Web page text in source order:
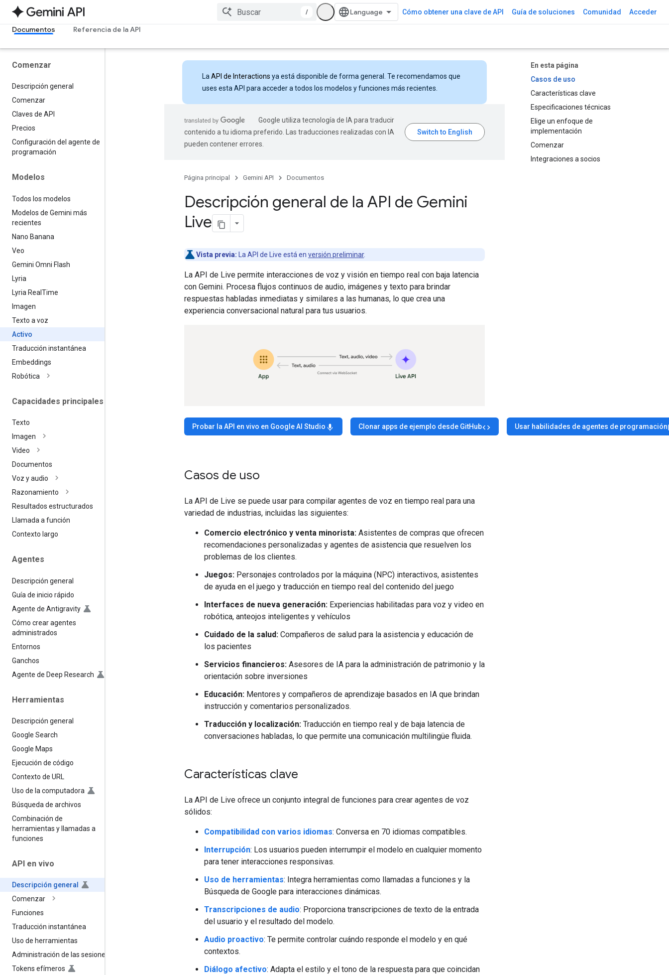
/ Cómo obtener una clave de API Guía de soluciones Comunidad Acceder
Documentos Referencia de la API
Comenzar
Descripción general
Comenzar
Claves de API
Precios
Configuración del agente de
programación
Modelos
Todos los modelos
Modelos de Gemini más
recientes
Nano Banana
Veo
Gemini Omni Flash
Lyria
Lyria Real Time
Imagen
Texto a voz
Activo
Traducción instantánea
Embeddings
Robótica
Capacidades principales
Texto
Imagen
Video
Documentos
Voz y audio
Razonamiento
Resultados estructurados
Llamada a función
Contexto largo
Agentes
Descripción general
Guía de inicio rápido
Agente de Antigravity
Cómo crear agentes
administrados
Entornos
Ganchos
Agente de Deep Research
Herramientas
Descripción general
Google Search
Google Maps
Ejecución de código
Contexto de URL
Uso de la computadora
Búsqueda de archivos
Combinación de
herramientas y llamadas a
funciones
API en vivo
Descripción general
Comenzar
Funciones
Traducción instantánea
Uso de herramientas
Administración de las sesiones
Tokens efímeros
En esta página
Casos de uso
Características clave
Especificaciones técnicas
Elige un enfoque de
implementación
Comenzar
Integraciones a socios
La API de Interactions ya está disponible de forma general. Te recomendamos que
uses esta API para acceder a todos los modelos y funciones más recientes.
Google utiliza tecnología de IA para traducir
contenido a tu idioma preferido. Las traducciones realizadas con IA
pueden contener errores.
Página principal Gemini API Documentos
Descripción general de la API de Gemini
Live
Vista previa: La API de Live está en versión preliminar.
La API de Live permite interacciones de voz y visión en tiempo real con baja latencia
con Gemini. Procesa flujos continuos de audio, imágenes y texto para brindar
respuestas habladas inmediatas y similares a las humanas, lo que crea una
experiencia conversacional natural para tus usuarios.
Probar la API en vivo en Google AI Studio mic Clonar apps de ejemplo desde GitHubcode Usar habilidades de agentes de programación
Casos de uso
La API de Live se puede usar para compilar agentes de voz en tiempo real para una
variedad de industrias, incluidas las siguientes:
Comercio electrónico y venta minorista: Asistentes de compras que ofrecen
recomendaciones personalizadas y agentes de asistencia que resuelven los
problemas de los clientes.
Juegos: Personajes controlados por la máquina (NPC) interactivos, asistentes
de ayuda en el juego y traducción en tiempo real del contenido del juego
Interfaces de nueva generación: Experiencias habilitadas para voz y video en
robótica, anteojos inteligentes y vehículos
Cuidado de la salud: Compañeros de salud para la asistencia y educación de
los pacientes
Servicios financieros: Asesores de IA para la administración de patrimonio y la
orientación sobre inversiones
Educación: Mentores y compañeros de aprendizaje basados en IA que brindan
instrucción y comentarios personalizados.
Traducción y localización: Traducción en tiempo real y de baja latencia de
conversaciones habladas, lo que permite una comunicación multilingüe fluida.
Características clave
La API de Live ofrece un conjunto integral de funciones para crear agentes de voz
sólidos:
Compatibilidad con varios idiomas: Conversa en 70 idiomas compatibles.
Interrupción: Los usuarios pueden interrumpir el modelo en cualquier momento
para tener interacciones responsivas.
Uso de herramientas: Integra herramientas como llamadas a funciones y la
Búsqueda de Google para interacciones dinámicas.
Transcripciones de audio: Proporciona transcripciones de texto de la entrada
del usuario y el resultado del modelo.
Audio proactivo: Te permite controlar cuándo responde el modelo y en qué
contextos.
Diálogo afectivo: Adapta el estilo y el tono de la respuesta para que coincidan